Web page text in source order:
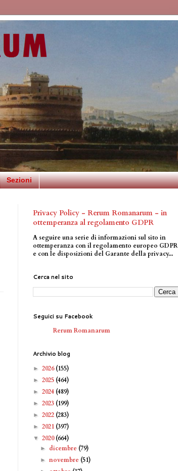
Sezioni
Privacy Policy - Rerum Romanarum - in
ottemperanza al regolamento GDPR
A seguire una serie di informazioni sul sito in
ottemperanza con il regolamento europeo GDPR
e con le disposizioni del Garante della privacy...
Cerca nel sito
Seguici su Facebook
Rerum Romanarum
Archivio blog
► 2026(155)
► 2025 (464)
► 2024 (489)
► 2023 (199)
► 2022 (283)
► 2021 (397)
▼ 2020(664)
► dicembre (79)
►novembre (51)